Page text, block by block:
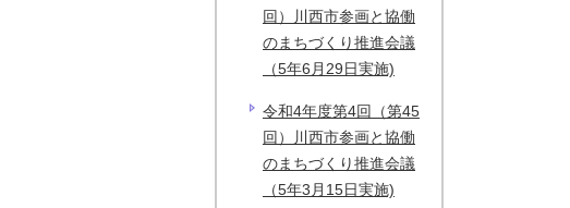
回）川西市参画と協働
のまちづくり推進会議
（5年6月29日実施)
令和4年度第4回（第45
回）川西市参画と協働
のまちづくり推進会議
（5年3月15日実施)